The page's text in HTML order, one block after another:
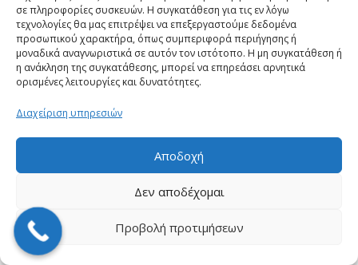
σε πληροφορίες συσκευών. Η συγκατάθεση για τις εν λόγω
τεχνολογίες θα μας επιτρέψει να επεξεργαστούμε δεδομένα
προσωπικού χαρακτήρα, όπως συμπεριφορά περιήγησης ή
μοναδικά αναγνωριστικά σε αυτόν τον ιστότοπο. Η μη συγκατάθεση ή
η ανάκληση της συγκατάθεσης, μπορεί να επηρεάσει αρνητικά
ορισμένες λειτουργίες και δυνατότητες.
Διαχείριση υπηρεσιών
Αποδοχή
Δεν αποδέχομαι
Προβολή προτιμήσεων
ΓΑΛΑΤΣΙ
ΓΚΥΖΗ
ΓΛΥΚΑ ΝΕΡΑ
ΔΙΟΝΥΣΟΣ
ΔΡΟΣΙΑ
ΕΚΑΛΗ
ΕΛΛΗΝΟΡΩΣΩΝ